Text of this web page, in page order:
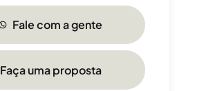
Fale com a gente
Faça uma proposta